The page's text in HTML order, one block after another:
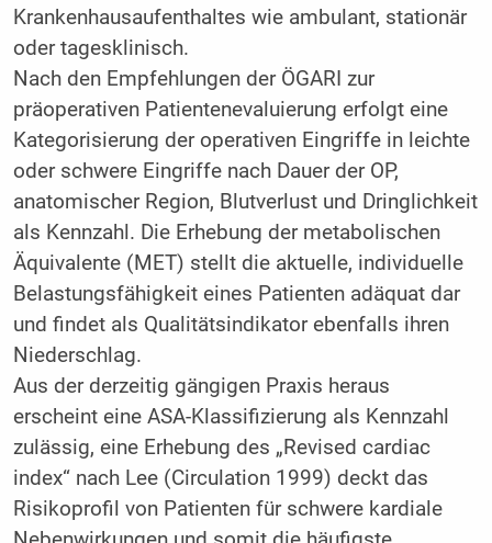
Krankenhausaufenthaltes wie ambulant, stationär
oder tagesklinisch.
Nach den Empfehlungen der ÖGARI zur
präoperativen Patienten­evaluierung erfolgt eine
Kategorisierung der operativen Eingriffe in leichte
oder schwere Eingriffe nach Dauer der OP,
anatomischer Region, Blutverlust und Dringlichkeit
als Kennzahl. Die Erhebung der metabolischen
Äquivalente (MET) stellt die aktuelle, individuelle
Belastungsfähigkeit eines Patienten adäquat dar
und findet als Qualitätsindikator ebenfalls ihren
Niederschlag.
Aus der derzeitig gängigen Praxis heraus
erscheint eine ASA-Klassifizierung als Kennzahl
zulässig, eine Erhebung des „Revised cardiac
index“ nach Lee (Circulation 1999) deckt das
Risikoprofil von Patienten für schwere kardiale